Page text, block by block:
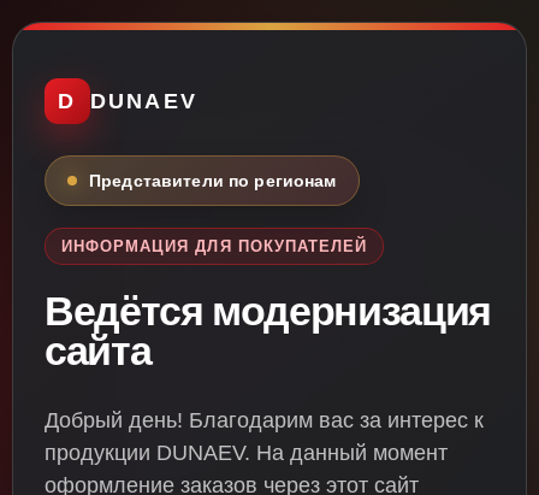
D DUNAEV
Представители по регионам
ИНФОРМАЦИЯ ДЛЯ ПОКУПАТЕЛЕЙ
Ведётся модернизация
сайта
Добрый день! Благодарим вас за интерес к
продукции DUNAEV. На данный момент
оформление заказов через этот сайт